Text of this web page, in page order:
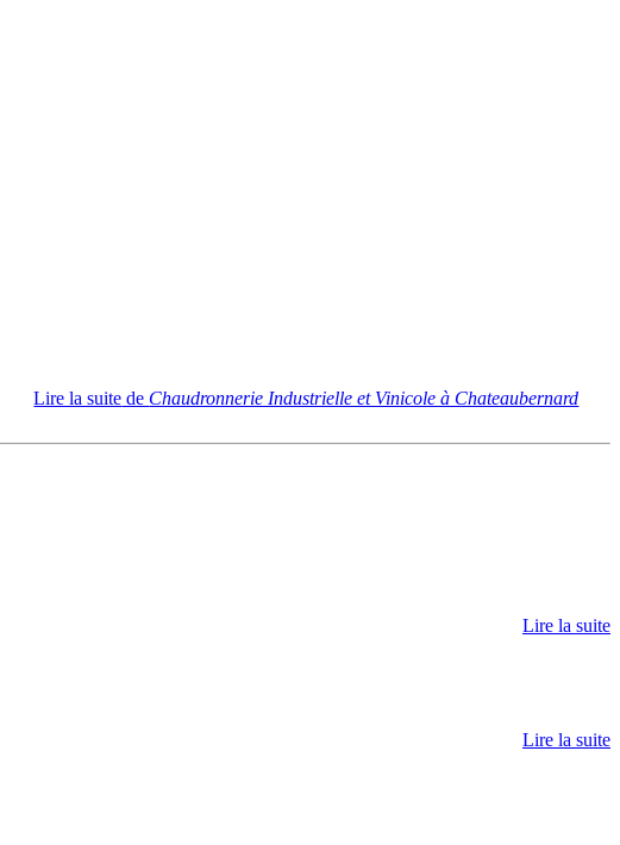
Lire la suite de Chaudronnerie Industrielle et Vinicole à Chateaubernard
Lire la suite
Lire la suite